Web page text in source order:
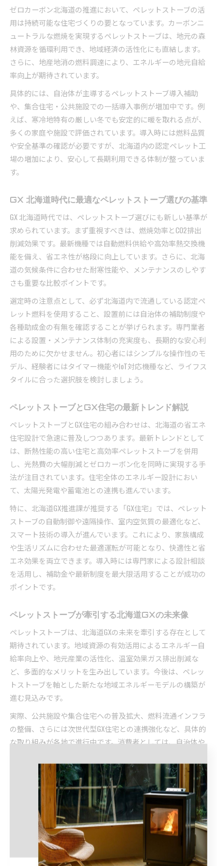
ゼロカーボン北海道の推進において、ペレットストーブの活
用は持続可能な住宅づくりの要となっています。カーボンニ
ュートラルな燃焼を実現するペレットストーブは、地元の森
林資源を循環利用でき、地域経済の活性化にも直結します。
さらに、地産地消の燃料調達により、エネルギーの地元自給
率向上が期待されています。
具体的には、自治体が主導するペレットストーブ導入補助
や、集合住宅・公共施設での一括導入事例が増加中です。例
えば、寒冷地特有の厳しい冬でも安定的に暖を取れる点が、
多くの家庭や施設で評価されています。導入時には燃料品質
や安全基準の確認が必要ですが、北海道内の認定ペレット工
場の増加により、安心して長期利用できる体制が整っていま
す。
GX 北海道時代に最適なペレットストーブ選びの基準
GX 北海道時代では、ペレットストーブ選びにも新しい基準が
求められています。まず重視すべきは、燃焼効率とCO2排出
削減効果です。最新機種では自動燃料供給や高効率熱交換機
能を備え、省エネ性が格段に向上しています。さらに、北海
道の気候条件に合わせた耐寒性能や、メンテナンスのしやす
さも重要な比較ポイントです。
選定時の注意点として、必ず北海道内で流通している認定ペ
レット燃料を使用すること、設置前には自治体の補助制度や
各種助成金の有無を確認することが挙げられます。専門業者
による設置・メンテナンス体制の充実度も、長期的な安心利
用のために欠かせません。初心者にはシンプルな操作性のモ
デル、経験者にはタイマー機能やIoT対応機種など、ライフス
タイルに合った選択肢を検討しましょう。
ペレットストーブとGX住宅の最新トレンド解説
ペレットストーブとGX住宅の組み合わせは、北海道の省エネ
住宅設計で急速に普及しつつあります。最新トレンドとして
は、断熱性能の高い住宅と高効率ペレットストーブを併用
し、光熱費の大幅削減とゼロカーボン化を同時に実現する手
法が注目されています。住宅全体のエネルギー設計におい
て、太陽光発電や蓄電池との連携も進んでいます。
特に、北海道GX推進課が推奨する「GX住宅」では、ペレット
ストーブの自動制御や遠隔操作、室内空気質の最適化など、
スマート技術の導入が進んでいます。これにより、家族構成
や生活リズムに合わせた最適運転が可能となり、快適性と省
エネ効果を両立できます。導入時には専門家による設計相談
を活用し、補助金や最新制度を最大限活用することが成功の
ポイントです。
ペレットストーブが牽引する北海道GXの未来像
ペレットストーブは、北海道GXの未来を牽引する存在として
期待されています。地域資源の有効活用によるエネルギー自
給率向上や、地元産業の活性化、温室効果ガス排出削減な
ど、多面的なメリットを生み出しています。今後は、ペレッ
トストーブを軸とした新たな地域エネルギーモデルの構築が
進む見込みです。
実際、公共施設や集合住宅への普及拡大、燃料流通インフラ
の整備、さらには次世代型GX住宅との連携強化など、具体的
な取り組みが各地で進行中です。消費者としては、自治体や
検討することが、持続可能な暮らしへの第一歩となります。
ゼロカーボン家庭実現へ踏み出す
省エネ術